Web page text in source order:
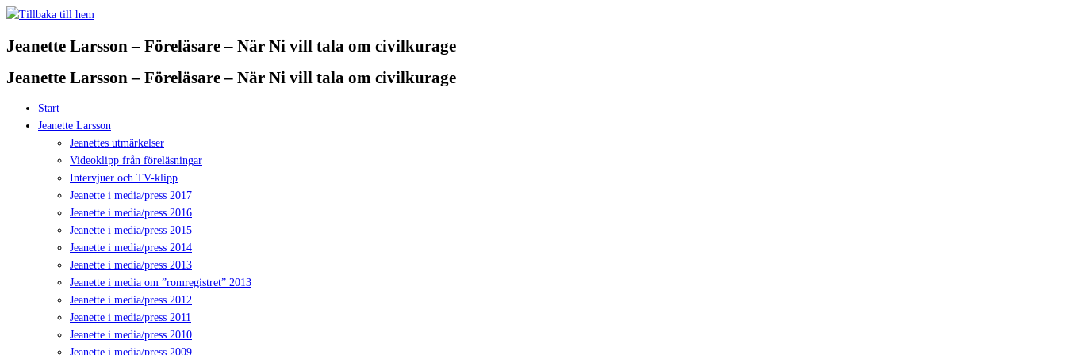
Hoppa
innehåll
Jeanette Larsson – Föreläsare – När Ni vill tala om civilkurage
Jeanette Larsson – Föreläsare – När Ni vill tala om civilkurage
Start
Jeanette Larsson
Jeanettes utmärkelser
Videoklipp från föreläsningar
Intervjuer och TV-klipp
Jeanette i media/press 2017
Jeanette i media/press 2016
Jeanette i media/press 2015
Jeanette i media/press 2014
Jeanette i media/press 2013
Jeanette i media om ”romregistret” 2013
Jeanette i media/press 2012
Jeanette i media/press 2011
Jeanette i media/press 2010
Jeanette i media/press 2009